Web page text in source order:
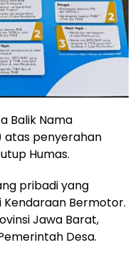
Balik Nama
atas penyerahan
Humas.
pribadi yang
Bermotor.
Jawa Barat,
Desa.